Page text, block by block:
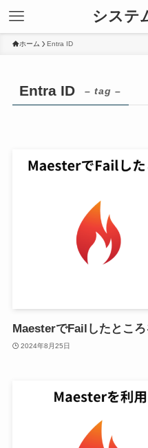
システ
ホーム Entra ID
Entra ID – tag –
MaesterでFailしたところ
2024年8月25日